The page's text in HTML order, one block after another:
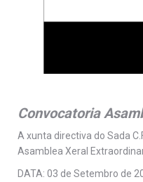
Convocatoria
A xunta directiva do Sada
Asamblea Xeral
DATA: 03 de Setembro de